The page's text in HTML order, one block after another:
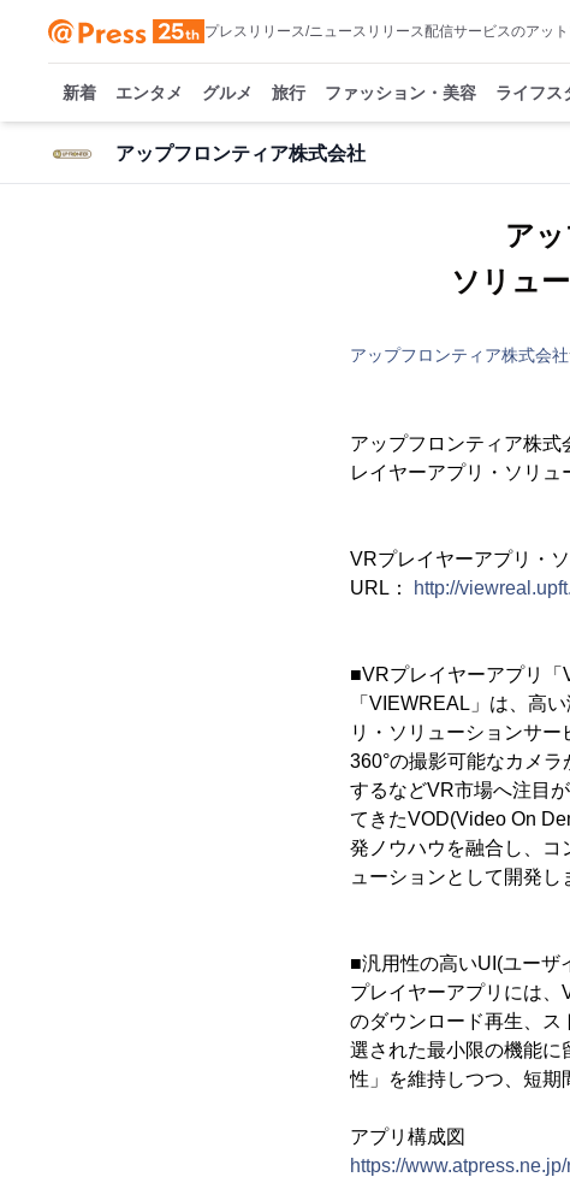
プレスリリース/ニュースリリース配信サービスのアッ
新着 エンタメ グルメ 旅行 ファッション・美容 ライフス
アップフロンティア株式会社
ア
ソリュ
アップフロンティア株式会社
アップフロンティア株
レイヤーアプリ・ソリュ
VRプレイヤーアプリ・
URL：
http://
■VRプレイヤーアプリ「
「VIEWREAL」は、高
リ・ソリューションサー
360°の撮影可能なカメ
するなどVR市場へ注目
てきたVOD(Video On
発ノウハウを融合し、コ
ューションとして開発し
■汎用性の高いUI(ユーザ
プレイヤーアプリには
のダウンロード再生、ス
選された最小限の機能に
性」を維持しつつ、短期
アプリ構成図
https://